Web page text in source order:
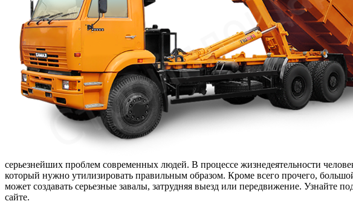
серьезнейших проблем современных людей. В процессе жизнедеятельности
который нужно утилизировать правильным образом. Кроме всего прочего,
может создавать серьезные завалы, затрудняя выезд или передвижение. Узнайте
сайте.